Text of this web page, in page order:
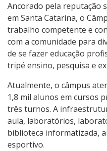
Ancorado pela reputação
em Santa Catarina, o
trabalho competente e
com a comunidade para
de se fazer educação
tripé ensino, pesquisa e
Atualmente, o câmpus
1,8 mil alunos em cursos
três turnos. A
aula, laboratórios,
biblioteca informatizada,
esportivo.